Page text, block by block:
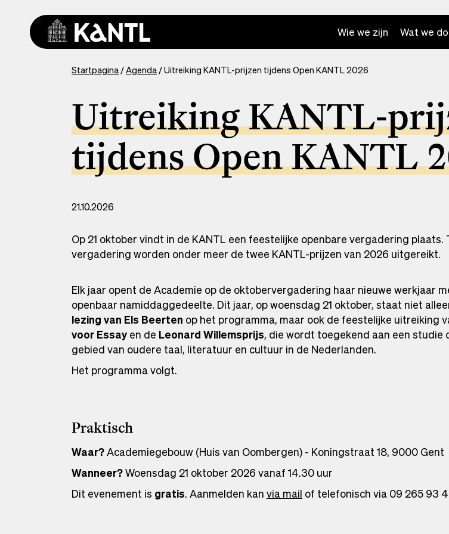
Wie we zijn Wat we
You
here
Startpagina Agenda Uitreiking KANTL-prijzen tijdens Open KANTL 2026
Uitreiking KANTL-
tijdens Open KANTL
21.10.2026
Op 21 oktober vindt in de KANTL een feestelijke openbare vergadering plaats.
vergadering worden onder meer de twee KANTL-prijzen van 2026 uitgereikt.
Elk jaar opent de Academie op de oktobervergadering haar nieuwe werkjaar
openbaar namiddaggedeelte. Dit jaar, op woensdag 21 oktober, staat niet
lezing van Els Beerten op het programma, maar ook de feestelijke uitreiking
voor Essayen de Leonard Willemsprijs, die wordt toegekend aan een studie
gebied van oudere taal, literatuur en cultuur in de Nederlanden.
Het programma volgt.
Praktisch
Waar?Academiegebouw (Huis van Oombergen) - Koningstraat 18, 9000 Gent
Wanneer?Woensdag 21 oktober 2026 vanaf 14.30 uur
Dit evenement is gratis. Aanmelden kanvia mail of telefonisch via 09 265 93